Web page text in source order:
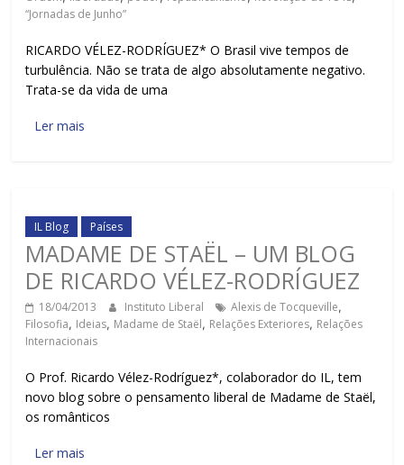
“Jornadas de Junho”
RICARDO VÉLEZ-RODRÍGUEZ* O Brasil vive tempos de
turbulência. Não se trata de algo absolutamente negativo.
Trata-se da vida de uma
Ler mais
IL Blog Países
MADAME DE STAËL – UM BLOG
DE RICARDO VÉLEZ-RODRÍGUEZ
18/04/2013 Instituto Liberal Alexis de Tocqueville,
Filosofia, Ideias, Madame de Staël, Relações Exteriores, Relações
Internacionais
O Prof. Ricardo Vélez-Rodríguez*, colaborador do IL, tem
novo blog sobre o pensamento liberal de Madame de Staël,
os românticos
Ler mais